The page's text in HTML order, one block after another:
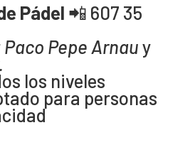
Pádel 📲 607 35
Paco Pepe Arnauy
los niveles
para personas